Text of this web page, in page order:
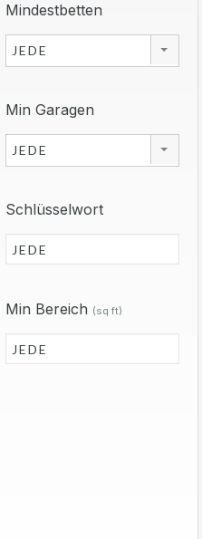
Mindestbetten
JEDE
Min Garagen
JEDE
Schlüsselwort
Min Bereich (sq ft)